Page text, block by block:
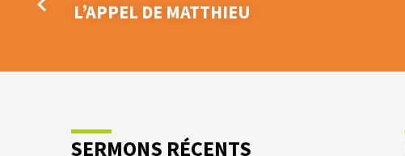
L’APPEL DE MATTHIEU
SERMONS RÉCENTS